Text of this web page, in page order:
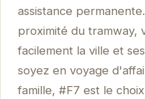
assistance
proximité du
facilement la ville et
soyez en voyage
famille, #F7 est le